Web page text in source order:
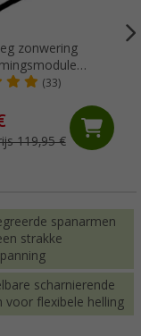
zonwering
zwart(33)
119,95 €
spanarmen
strakke
scharnierende
voor flexibele helling